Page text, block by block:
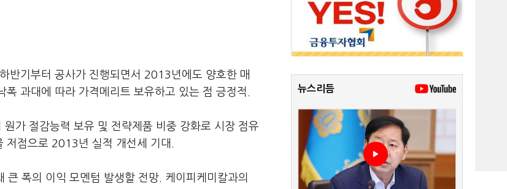
반기부터 공사가 진행되면서 2013년에도 양호한 매
과대에 따라 가격메리트 보유하고 있는 점 긍정적.
가 절감능력 보유 및 전략제품 비중 강화로 시장 점유
점으로 2013년 실적 개선세 기대.
폭의 이익 모멘텀 발생할 전망. 케이피케미칼과의
뉴스리듬